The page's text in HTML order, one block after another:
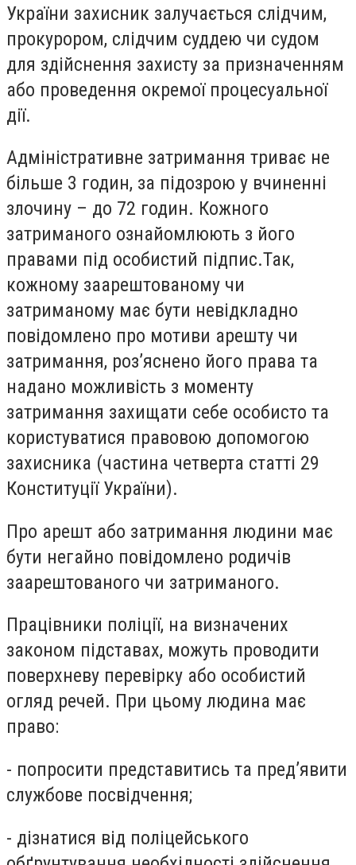
України захисник залучається слідчим,
прокурором, слідчим суддею чи судом
для здійснення захисту за призначенням
або проведення окремої процесуальної
дії.
Адміністративне затримання триває не
більше 3 годин, за підозрою у вчиненні
злочину – до 72 годин. Кожного
затриманого ознайомлюють з його
правами під особистий підпис.Так,
кожному заарештованому чи
затриманому має бути невідкладно
повідомлено про мотиви арешту чи
затримання, роз’яснено його права та
надано можливість з моменту
затримання захищати себе особисто та
користуватися правовою допомогою
захисника (частина четверта статті 29
Конституції України).
Про арешт або затримання людини має
бути негайно повідомлено родичів
заарештованого чи затриманого.
Працівники поліції, на визначених
законом підставах, можуть проводити
поверхневу перевірку або особистий
огляд речей. При цьому людина має
право:
- попросити представитись та пред’явити
службове посвідчення;
- дізнатися від поліцейського